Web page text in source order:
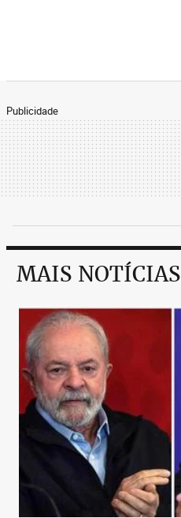
Publicidade
MAIS NOTÍCIAS